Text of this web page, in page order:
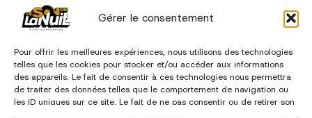
Gérer le consentement
Pour offrir les meilleures expériences, nous utilisons des technologies
telles que les cookies pour stocker et/ou accéder aux informations
des appareils. Le fait de consentir à ces technologies nous permettra
de traiter des données telles que le comportement de navigation ou
les ID uniques sur ce site. Le fait de ne pas consentir ou de retirer son
édition 2022